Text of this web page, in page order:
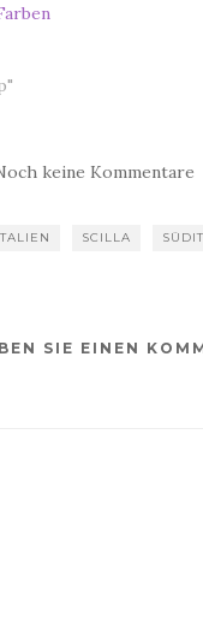
keine Kommentare
SCILLA
SIE EINEN